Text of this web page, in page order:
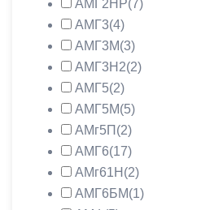
АМГ2НР(7)
АМГ3(4)
АМГ3М(3)
АМГ3Н2(2)
АМГ5(2)
АМГ5М(5)
АМг5П (2)
АМГ6(17)
АМг61Н (2)
АМГ6БМ(1)